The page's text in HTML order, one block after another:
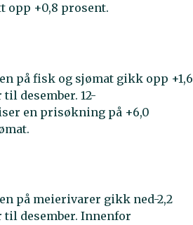
opp +0,8 prosent.
på fisk og sjømat gikk opp +1,6
desember. 12-
en prisøkning på +6,0
på meierivarer gikk ned-2,2
til desember. Innenfor